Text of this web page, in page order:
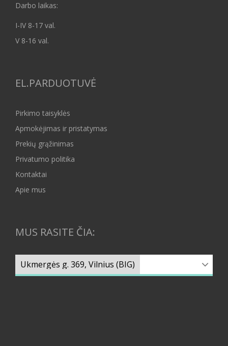
Darbo laikas:
I-IV 8-17 val.
V 8-16 val.
EL.PARDUOTUVĖ
Pirkimo taisyklės
Apmokėjimas ir pristatymas
Prekių grąžinimas
Privatumo politika
Kontaktai
Apie mus
MUS RASITE ČIA: